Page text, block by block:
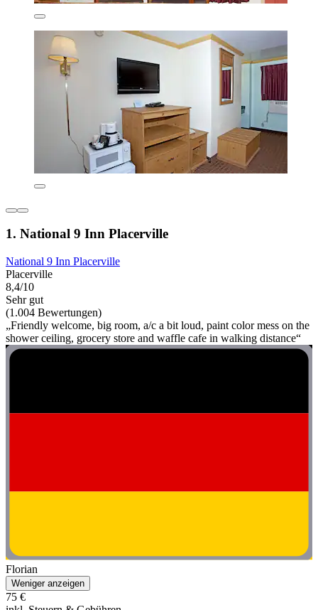
1. National 9 Inn Placerville
National 9 Inn Placerville
Placerville
8,4/10
Sehr gut
(1.004 Bewertungen)
„Friendly welcome, big room, a/c a bit loud, paint color mess on the
shower ceiling, grocery store and waffle cafe in walking distance“
Florian
Weniger anzeigen
75 €